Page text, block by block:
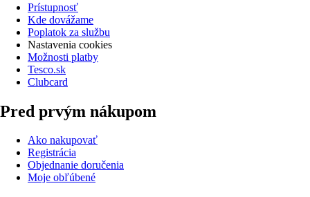
Prístupnosť
Kde dovážame
Poplatok za službu
Nastavenia cookies
Možnosti platby
Tesco.sk
Clubcard
Pred prvým nákupom
Ako nakupovať
Registrácia
Objednanie doručenia
Moje obľúbené